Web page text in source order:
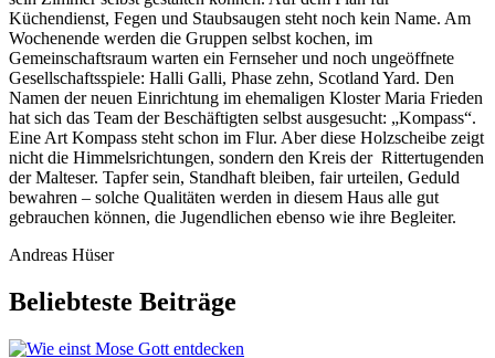
Küchendienst, Fegen und Staubsaugen steht noch kein Name. Am
Wochenende werden die Gruppen selbst kochen, im
Gemeinschaftsraum warten ein Fernseher und noch ungeöffnete
Gesellschaftsspiele: Halli Galli, Phase zehn, Scotland Yard. Den
Namen der neuen Einrichtung im ehemaligen Kloster Maria Frieden
hat sich das Team der Beschäftigten selbst ausgesucht: „Kompass“.
Eine Art Kompass steht schon im Flur. Aber diese Holzscheibe zeigt
nicht die Himmelsrichtungen, sondern den Kreis der Rittertugenden
der Malteser. Tapfer sein, Standhaft bleiben, fair urteilen, Geduld
bewahren – solche Qualitäten werden in diesem Haus alle gut
gebrauchen können, die Jugendlichen ebenso wie ihre Begleiter.
Andreas Hüser
Beliebteste Beiträge